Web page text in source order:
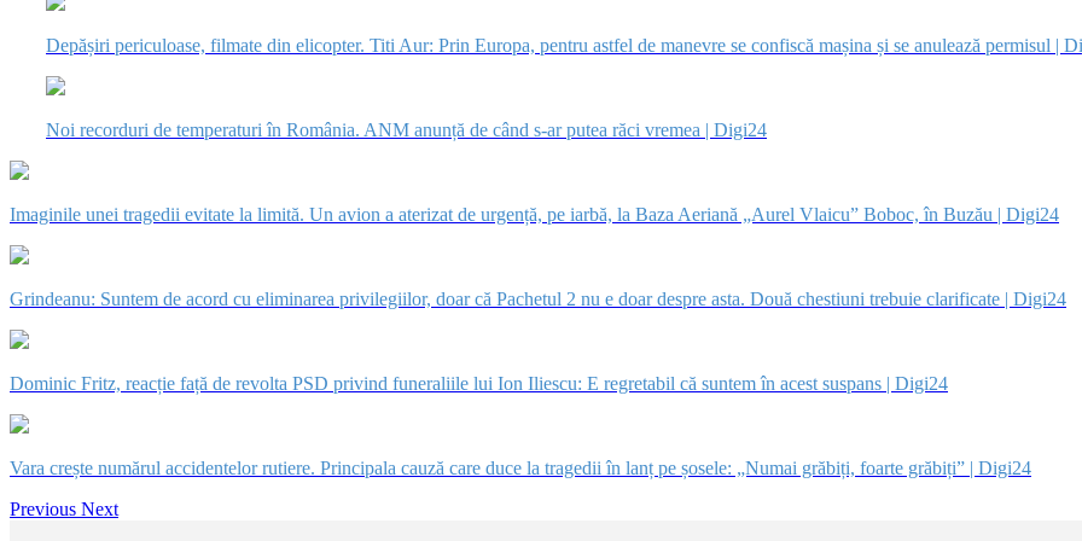
Depășiri periculoase, filmate din elicopter. Titi Aur: Prin Europa, pentru astfel de manevre se confiscă mașina și se anulează permisul |
Noi recorduri de temperaturi în România. ANM anunță de când s-ar putea răci vremea | Digi24
Imaginile unei tragedii evitate la limită. Un avion a aterizat de urgență, pe iarbă, la Baza Aeriană „Aurel Vlaicu” Boboc, în Buzău | Digi24
Grindeanu: Suntem de acord cu eliminarea privilegiilor, doar că Pachetul 2 nu e doar despre asta. Două chestiuni trebuie clarificate | Digi24
Dominic Fritz, reacție față de revolta PSD privind funeraliile lui Ion Iliescu: E regretabil că suntem în acest suspans | Digi24
Vara crește numărul accidentelor rutiere. Principala cauză care duce la tragedii în lanț pe șosele: „Numai grăbiți, foarte grăbiți” | Digi24
Previous Next